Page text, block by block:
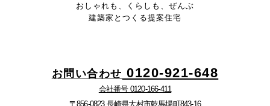
おしゃれも、くらしも、ぜんぶ
建築家とつくる提案住宅
お問い合わせ 0120-921-648
会社番号 0120-166-411
〒856-0823 長崎県大村市乾馬場町843-16